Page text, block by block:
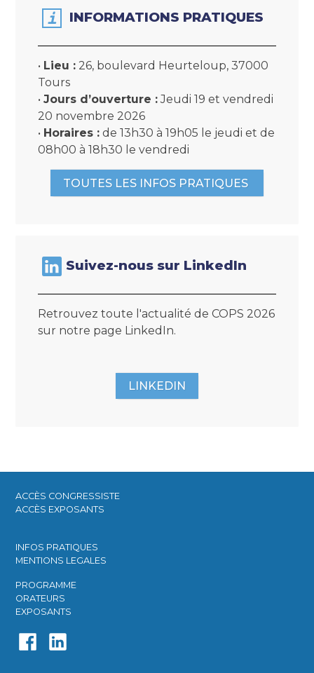
INFORMATIONS PRATIQUES​
• Lieu : 26, boulevard Heurteloup, 37000
Tours
•Jours d’ouverture :Jeudi 19 et vendredi
20 novembre 2026
• Horaires : de 13h30 à 19h05 le jeudi et de
08h00 à 18h30 le vendredi
TOUTES LES INFOS PRATIQUES ​
Suivez-nous sur LinkedIn
Retrouvez toute l'actualité de COPS 2026
sur notre page LinkedIn.
LINKEDIN
ACCÈS CONGRESSISTE​
ACCÈS EXPOSANTS​
INFOS PRATIQUES​
MENTIONS LEGALES
PROGRAMME​
ORATEURS​
EXPOSANTS​